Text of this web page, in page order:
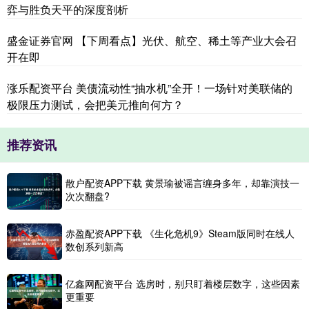
弈与胜负天平的深度剖析
盛金证券官网 【下周看点】光伏、航空、稀土等产业大会召
开在即
涨乐配资平台 美债流动性“抽水机”全开！一场针对美联储的
极限压力测试，会把美元推向何方？
推荐资讯
散户配资APP下载 黄景瑜被谣言缠身多年，却靠演技一
次次翻盘?
赤盈配资APP下载 《生化危机9》Steam版同时在线人
数创系列新高
亿鑫网配资平台 选房时，别只盯着楼层数字，这些因素
更重要